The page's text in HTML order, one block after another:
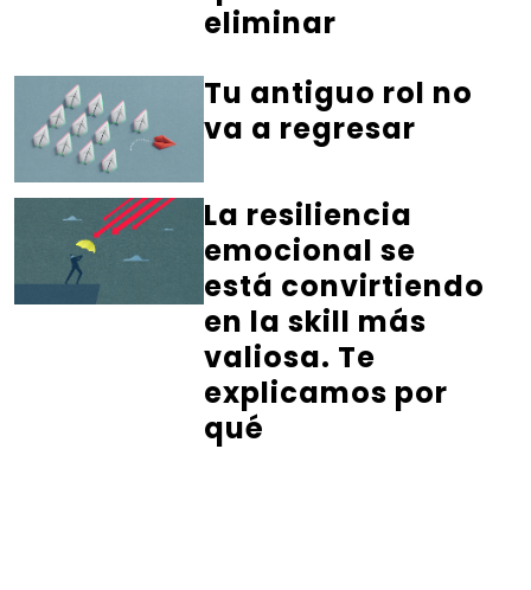
eliminar
Tu antiguo rol no
va a regresar
La resiliencia
emocional se
está convirtiendo
en la skill más
valiosa. Te
explicamos por
qué